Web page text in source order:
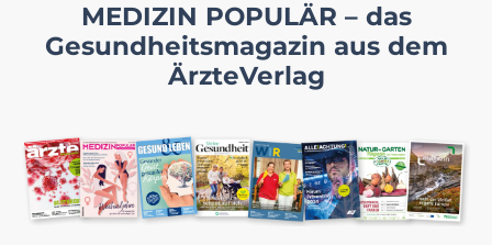
MEDIZIN POPULÄR – das
Gesundheitsmagazin aus dem
ÄrzteVerlag